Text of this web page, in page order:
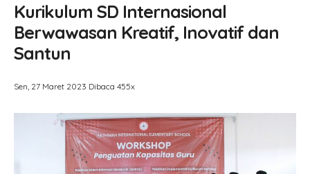
Kurikulum SD Internasional
Berwawasan Kreatif, Inovatif dan
Santun
Sen, 27 Maret 2023 Dibaca 455x